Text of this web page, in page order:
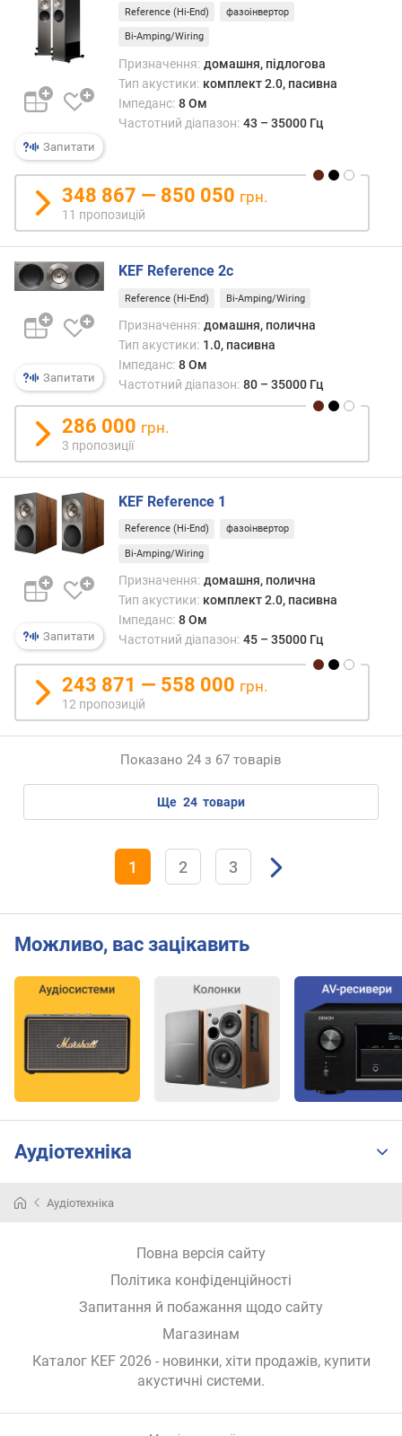
р
(
/
к
н
а
л
)
м
к
с
и
м
ь
н
а
п
о
т
у
ж
і
с
т
п
і
д
с
и
л
а
а
о
у
н
с
ь
(
т
h
Запитати
Reference (Hi-End) фазоінвертор
Bi-Amping/Wiring
Призначення: домашня, підлогова
Тип акустики: комплект 2.0, пасивна
Імпеданс: 8 Ом
Частотний діапазон: 43 – 35000 Гц
348 867 — 850 050 грн.
11 пропозицій
Запитати
KEF Reference 2c
Reference (Hi-End) Bi-Amping/Wiring
Призначення: домашня, полична
Тип акустики: 1.0, пасивна
Імпеданс: 8 Ом
Частотний діапазон: 80 – 35000 Гц
286 000 грн.
3 пропозиції
Запитати
KEF Reference 1
Reference (Hi-End) фазоінвертор
Bi-Amping/Wiring
Призначення: домашня, полична
Тип акустики: комплект 2.0, пасивна
Імпеданс: 8 Ом
Частотний діапазон: 45 – 35000 Гц
243 871 — 558 000 грн.
12 пропозицій
Показано 24 з 67 товарів
ще 24 товари
1 2 3
Можливо, вас зацікавить
Аудіотехніка
Аудіотехніка
Повна версія сайту
Політика конфіденційності
Запитання й побажання щодо сайту
Магазинам
Каталог KEF 2026 - новинки, хіти продажів, купити
акустичні системи.